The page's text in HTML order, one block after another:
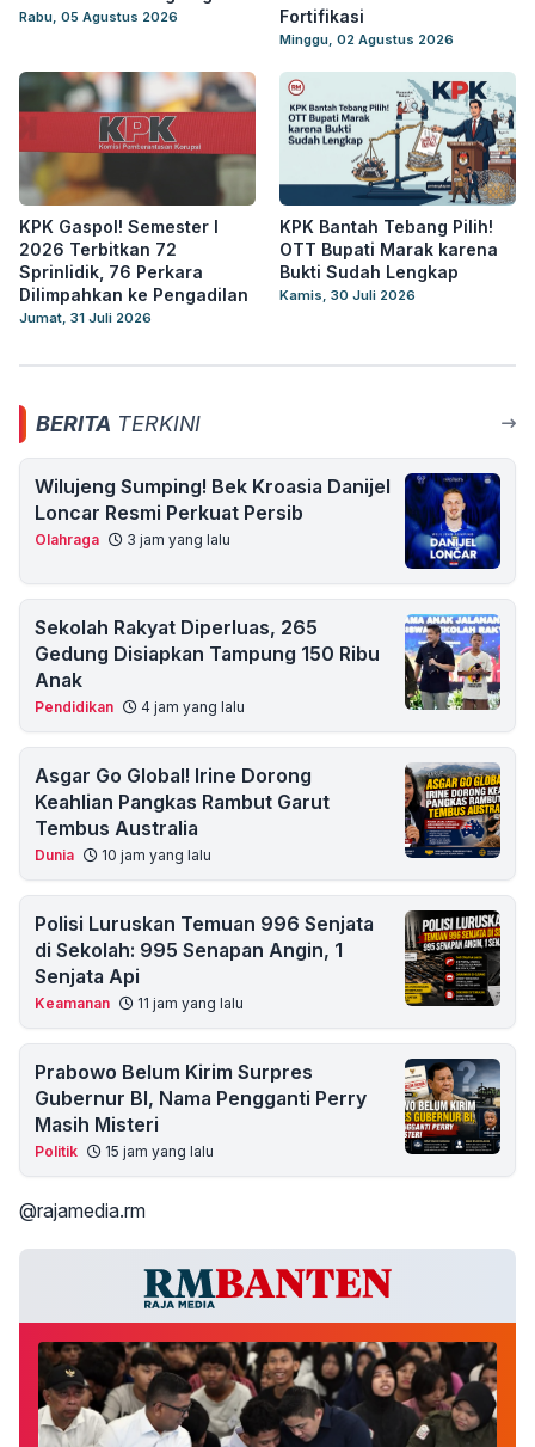
Rabu, 05 Agustus 2026
Fortifikasi
Minggu, 02 Agustus 2026
KPK Gaspol! Semester I
2026 Terbitkan 72
Sprinlidik, 76 Perkara
Dilimpahkan ke Pengadilan
Jumat, 31 Juli 2026
KPK Bantah Tebang Pilih!
OTT Bupati Marak karena
Bukti Sudah Lengkap
Kamis, 30 Juli 2026
BERITA TERKINI
Wilujeng Sumping! Bek Kroasia Danijel
Loncar Resmi Perkuat Persib
Olahraga 3 jam yang lalu
Sekolah Rakyat Diperluas, 265
Gedung Disiapkan Tampung 150 Ribu
Anak
Pendidikan 4 jam yang lalu
Asgar Go Global! Irine Dorong
Keahlian Pangkas Rambut Garut
Tembus Australia
Dunia 10 jam yang lalu
Polisi Luruskan Temuan 996 Senjata
di Sekolah: 995 Senapan Angin, 1
Senjata Api
Keamanan 11 jam yang lalu
Prabowo Belum Kirim Surpres
Gubernur BI, Nama Pengganti Perry
Masih Misteri
Politik 15 jam yang lalu
@rajamedia.rm